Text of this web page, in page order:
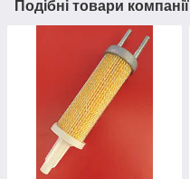
Подібні товари компанії